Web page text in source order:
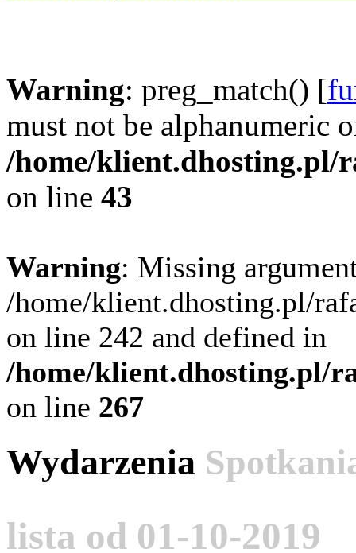
Warning: preg_match() [
must not be alphanumeric
/home/klient.dhosting.pl/
on line 43
Warning: Missing
/home/klient.dhosting.pl/
on line 242 and defined in
/home/klient.dhosting.pl/
on line 267
Wydarzenia
lista od 01-10-2019